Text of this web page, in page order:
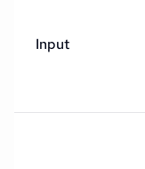
Input